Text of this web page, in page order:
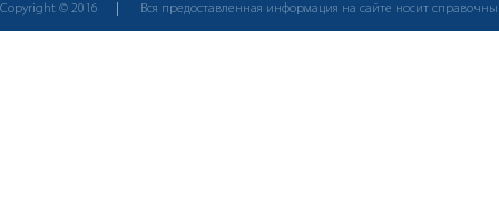
Copyright © 2016 Вся предоставленная информация на сайте носит